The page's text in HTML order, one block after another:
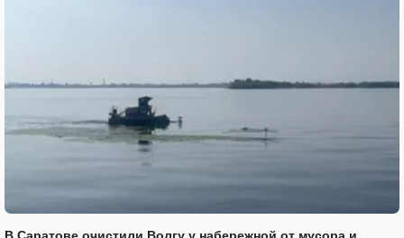
В Саратове очистили Волгу у набережной от мусора и